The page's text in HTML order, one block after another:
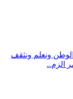
ونعلم ونثقف
الزم...